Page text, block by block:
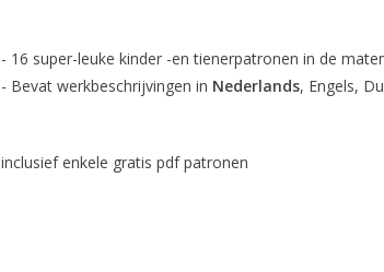
- 16 super-leuke kinder -en tienerpatronen in de
- Bevat werkbeschrijvingen in Nederlands, Engels,
inclusief enkele gratis pdf patronen